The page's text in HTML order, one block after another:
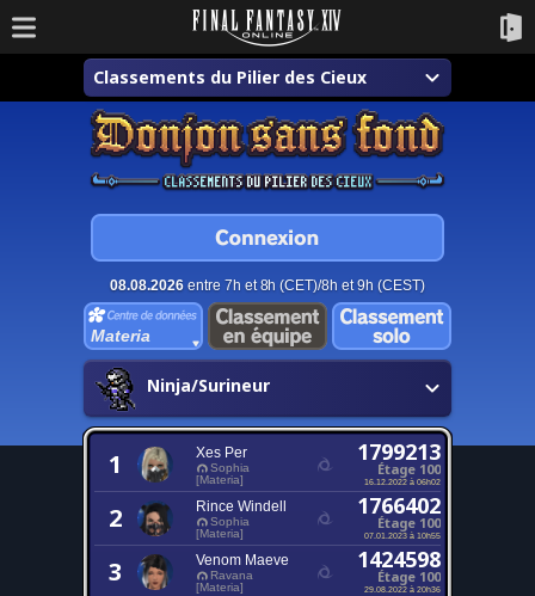
Classements du Pilier des Cieux
08.08.2026entre 7h et 8h (CET)/8h et 9h (CEST)
Materia
Ninja/Surineur
1 Xes Per
Sophia
[Materia]
1799213
Étage 100
16.12.2022 à 06h02
2 Rince Windell
Sophia
[Materia]
1766402
Étage 100
07.01.2023 à 10h55
3 Venom Maeve
Ravana
[Materia]
1424598
Étage 100
29.08.2022 à 20h36